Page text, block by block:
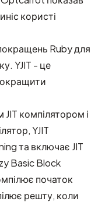
користі
Ruby для
YJIT - це
компілятором і
YJIT
та включає JIT
Basic Block
початок
решту, коли